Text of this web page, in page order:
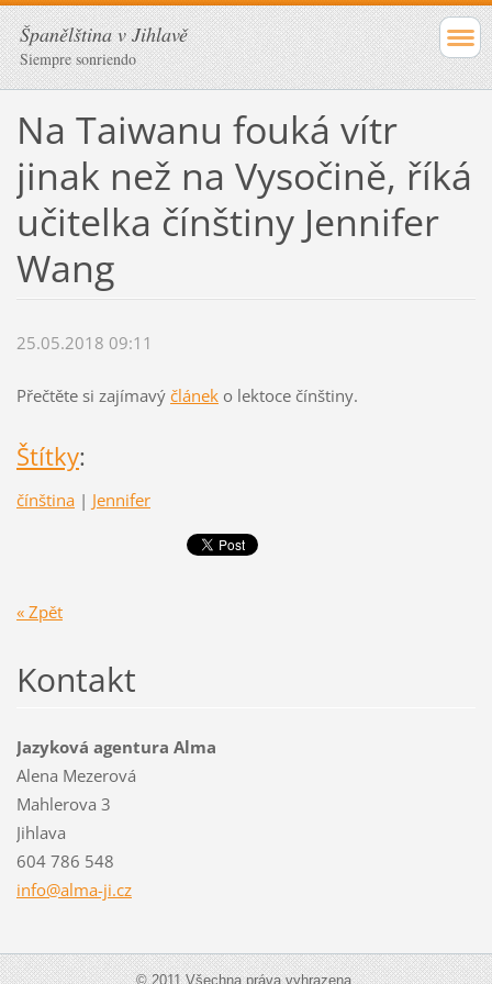
Španělština v Jihlavě
Siempre sonriendo
Na Taiwanu fouká vítr
jinak než na Vysočině, říká
učitelka čínštiny Jennifer
Wang
25.05.2018 09:11
Přečtěte si zajímavý článeko lektoce čínštiny.
Štítky:
čínština | Jennifer
« Zpět
Kontakt
Jazyková agentura Alma
Alena Mezerová
Mahlerova 3
Jihlava
604 786 548
info@alma-ji.cz
© 2011 Všechna práva vyhrazena.